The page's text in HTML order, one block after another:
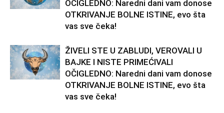
OČIGLEDNO: Naredni dani vam donose
OTKRIVANJE BOLNE ISTINE, evo šta
vas sve čeka!
ŽIVELI STE U ZABLUDI, VEROVALI U
BAJKE I NISTE PRIMEĆIVALI
OČIGLEDNO: Naredni dani vam donose
OTKRIVANJE BOLNE ISTINE, evo šta
vas sve čeka!